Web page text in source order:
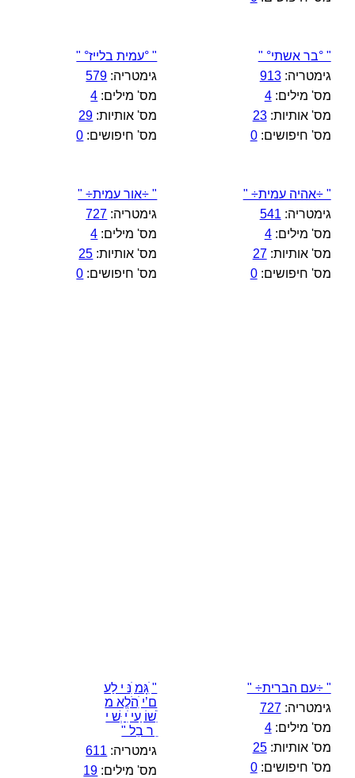
" °בר אשתי° "
גימטריה:913
מס' מילים:4
מס' אותיות:23
מס' חיפושים:0
" °עמית בלייז° "
גימטריה: 579
מס' מילים: 4
מס' אותיות: 29
מס' חיפושים: 0
" ÷אהיה עמית÷ "
גימטריה: 541
מס' מילים:4
מס' אותיות:27
מס' חיפושים:0
" ÷אור עמית÷ "
גימטריה: 727
מס' מילים: 4
מס' אותיות: 25
מס' חיפושים: 0
" ÷עם הברית÷ "
גימטריה:727
מס' מילים:4
מס' אותיות:25
מס' חיפושים:0
" ִׁגָּמ ִׁנּ י לַע
ם’י ִׁהֹלֱא מ
ִׁשׁוֹ ַעי ִׁי ְּשׁ י
ֵ ר בֵל "
גימטריה: 611
מס' מילים: 19